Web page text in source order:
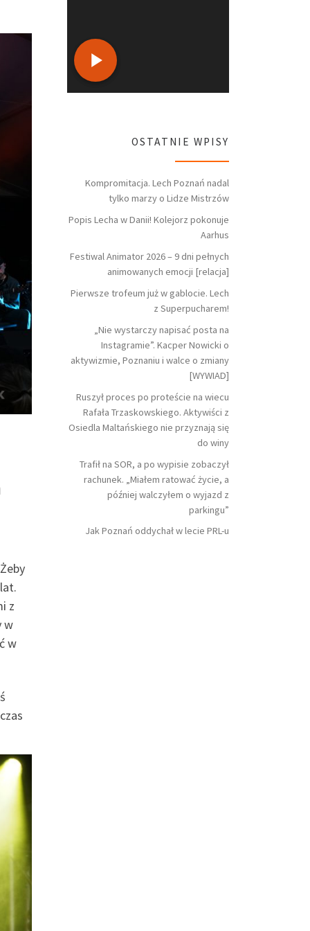
z
w
w
OSTATNIE WPISY
Kompromitacja. Lech Poznań nadal
tylko marzy o Lidze Mistrzów
Popis Lecha w Danii! Kolejorz pokonuje
Aarhus
Festiwal Animator 2026 – 9 dni pełnych
animowanych emocji [relacja]
Pierwsze trofeum już w gablocie. Lech
z Superpucharem!
„Nie wystarczy napisać posta na
Instagramie”. Kacper Nowicki o
aktywizmie, Poznaniu i walce o zmiany
[WYWIAD]
Ruszył proces po proteście na wiecu
Rafała Trzaskowskiego. Aktywiści z
Osiedla Maltańskiego nie przyznają się
do winy
Trafił na SOR, a po wypisie zobaczył
rachunek. „Miałem ratować życie, a
później walczyłem o wyjazd z
parkingu”
Jak Poznań oddychał w lecie PRL-u